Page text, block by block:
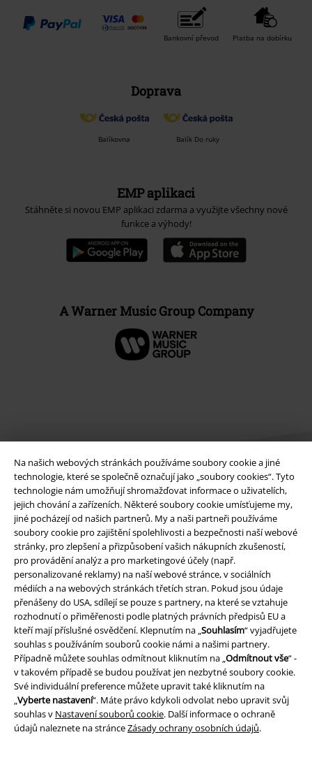
Na našich webových stránkách používáme soubory cookie a jiné
technologie, které se společně označují jako „soubory cookies“. Tyto
technologie nám umožňují shromažďovat informace o uživatelích,
jejich chování a zařízeních. Některé soubory cookie umísťujeme my,
jiné pocházejí od našich partnerů. My a naši partneři používáme
soubory cookie pro zajištění spolehlivosti a bezpečnosti naší webové
stránky, pro zlepšení a přizpůsobení vašich nákupních zkušeností,
pro provádění analýz a pro marketingové účely (např.
personalizované reklamy) na naší webové stránce, v sociálních
médiích a na webových stránkách třetích stran. Pokud jsou údaje
přenášeny do USA, sdílejí se pouze s partnery, na které se vztahuje
rozhodnutí o přiměřenosti podle platných právních předpisů EU a
kteří mají příslušné osvědčení. Klepnutím na „Souhlasím“ vyjadřujete
souhlas s používáním souborů cookie námi a našimi partnery.
Případně můžete souhlas odmítnout kliknutím na „Odmítnout vše“ -
v takovém případě se budou používat jen nezbytné soubory cookie.
Své individuální preference můžete upravit také kliknutím na
„Vyberte nastavení“. Máte právo kdykoli odvolat nebo upravit svůj
souhlas v Nastavení souborů cookie. Další informace o ochraně
údajů naleznete na stránceZásady ochrany osobních údajů.
Bankovní převod Platba na dobírku
Doprava
Balíkovna Balík Do ruky
EMP aplikaci
Stáhněte si novou EMP aplikaci zdarma a využijte všechny nové
funkce a výhody!
A Warner Music Group Company
Právní informace
Podmínky
Prohlášení
Ochrana osobních údajů
Likvidace odpadu a ochrana životního prostředí
Prohlášení o shodě
Informace o přístupnosti
Nastavení souborů cookie